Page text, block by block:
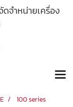
ดจำหน่ายเครื่อง
100 series